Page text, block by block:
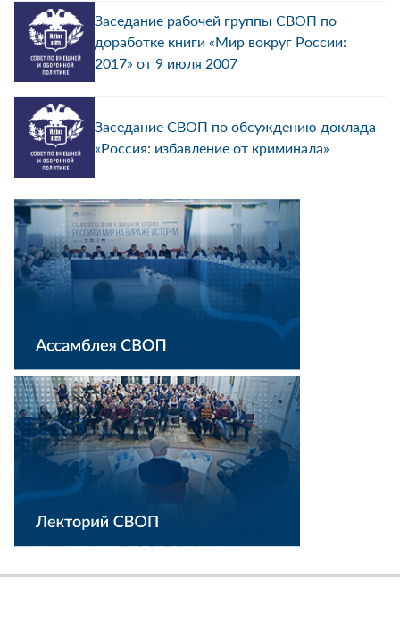
Заседание рабочей группы СВОП по
доработке книги «Мир вокруг России:
2017» от 9 июля 2007
Заседание СВОП по обсуждению доклада
«Россия: избавление от криминала»